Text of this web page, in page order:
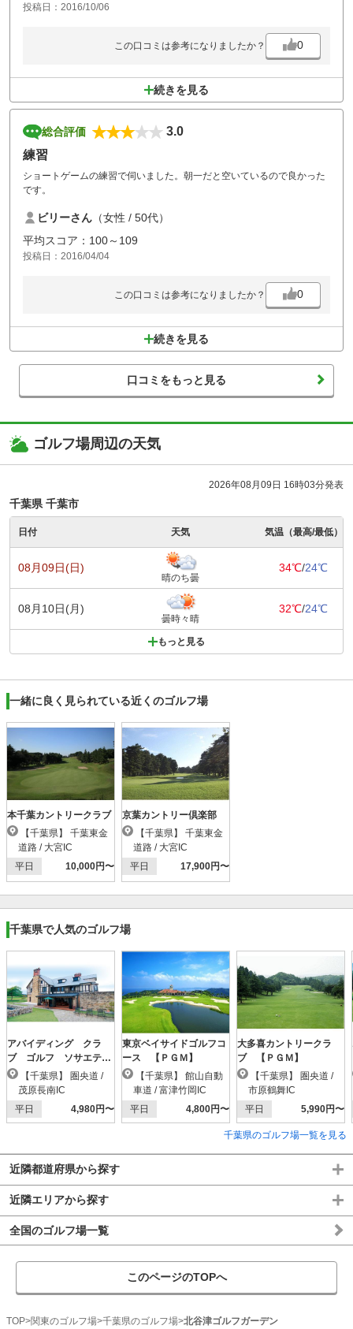
投稿日：2016/10/06
この口コミは参考になりましたか？ 0
続きを見る
総合評価
3.0
練習
ショートゲームの練習で伺いました。朝一だと空いているので良かった
です。
ビリーさん （女性 / 50代）
平均スコア：100～109
投稿日：2016/04/04
この口コミは参考になりましたか？ 0
続きを見る
口コミをもっと見る
ゴルフ場周辺の天気
2026年08月09日 16時03分発表
千葉県 千葉市
日付 天気 気温（最高/最低）
08月09日(日)
晴のち曇
34℃/24℃
08月10日(月)
曇時々晴
32℃/24℃
もっと見る
一緒に良く見られている近くのゴルフ場
本千葉カントリークラブ
道路 / 大宮IC
平日
10,000円〜
京葉カントリー倶楽部
道路 / 大宮IC
平日
17,900円〜
千葉県で人気のゴルフ場
アバイディング クラ
ブ ゴルフ ソサエテ
ィ 【ＰＧＭ】
茂原長南IC
平日
4,980円〜
東京ベイサイドゴルフコ
ース 【ＰＧＭ】
車道 / 富津竹岡IC
平日
4,800円〜
大多喜カントリークラ
ブ 【ＰＧＭ】
市原鶴舞IC
平日
5,990円〜
千葉県のゴルフ場一覧を見る
近隣都道府県から探す
近隣エリアから探す
全国のゴルフ場一覧
このページのTOPへ
TOP 関東のゴルフ場 千葉県のゴルフ場 北谷津ゴルフガーデン